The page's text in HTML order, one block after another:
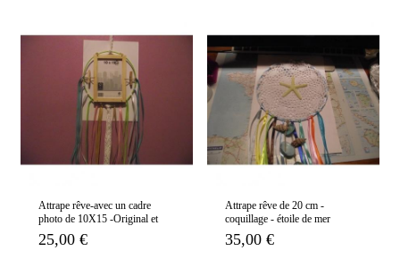
Attrape rêve-avec un cadre
photo de 10X15 -Original et
unique-vendu tel que la photo
25,00 €
Attrape rêve de 20 cm -
coquillage - étoile de mer
35,00 €